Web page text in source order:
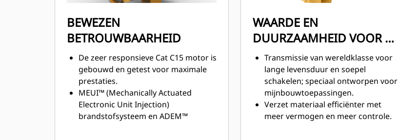
BEWEZEN
BETROUWBAARHEID
De zeer responsieve Cat C15 motor is
gebouwd en getest voor maximale
prestaties.
MEUI™ (Mechanically Actuated
Electronic Unit Injection)
brandstofsysteem en ADEM™
WAARDE EN
DUURZAAMHEID VOOR DE
LANGE TERMIJN
Transmissie van wereldklasse voor
lange levensduur en soepel
schakelen; speciaal ontworpen voor
mijnbouwtoepassingen.
Verzet materiaal efficiënter met
meer vermogen en meer controle.